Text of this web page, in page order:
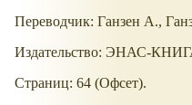
Переводчик: Ганзен А.,
Издательство: ЭНАС-
Страниц: 64 (Офсет).